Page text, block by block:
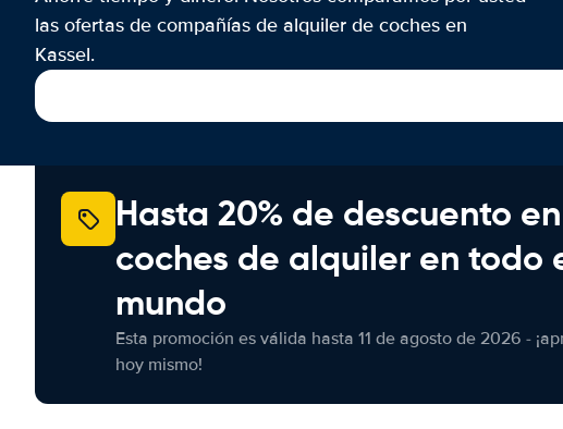
las ofertas de compañías de alquiler de coches en
Kassel.
Hasta 20% de descuento en
coches de alquiler en todo
mundo
Esta promoción es válida hasta 11 de agosto de 2026 -
hoy mismo!